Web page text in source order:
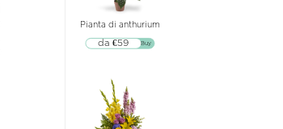
Pianta di anthurium
▷▷ Buy
da €59